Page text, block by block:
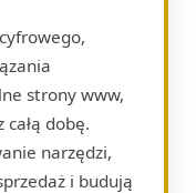
strony www,
dobę.
narzędzi,
i budują